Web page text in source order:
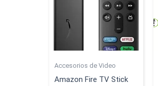
Accesorios de Video
Amazon Fire TV Stick